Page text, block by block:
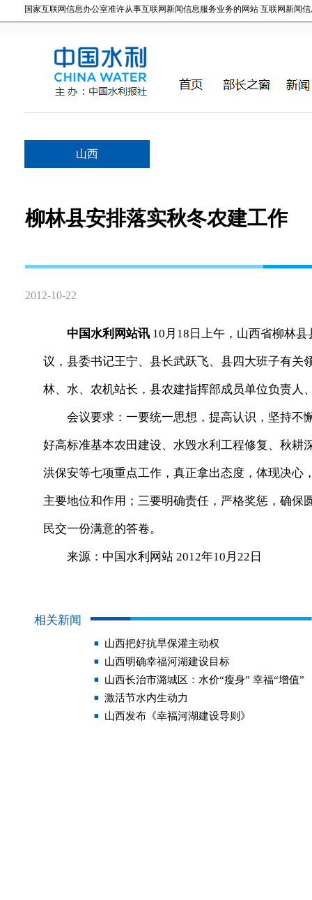
国家互联网信息办公室准许从事互联网新闻信息服务业务的网站 互联网新闻信
山西
柳林县安排落实秋冬农建工作
2012-10-22
中国水利网站讯 10月18日上午，山西省柳林
议，县委书记王宁、县长武跃飞、县四大班子有
林、水、农机站长，县农建指挥部成员单位负责人
会议要求：一要统一思想，提高认识，坚持不
好高标准基本农田建设、水毁水利工程修复、秋耕
洪保安等七项重点工作，真正拿出态度，体现决
主要地位和作用；三要明确责任，严格奖惩，确
民交一份满意的答卷。
来源：中国水利网站 2012年10月22日
相关新闻
山西把好抗旱保灌主动权
山西明确幸福河湖建设目标
山西长治市潞城区：水价“瘦身” 幸福“增值”
激活节水内生动力
山西发布《幸福河湖建设导则》